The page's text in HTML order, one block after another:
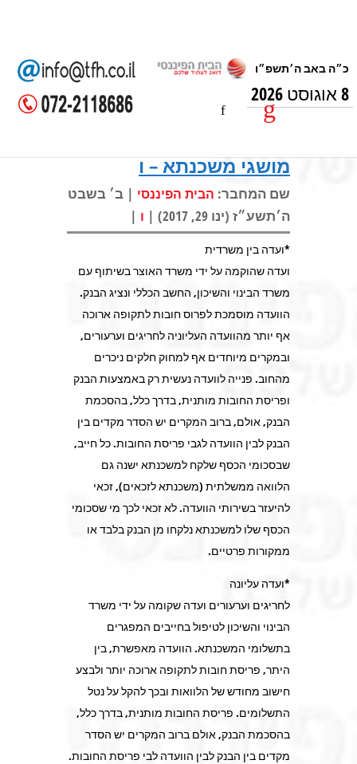
8 אוגוסט 2026
מושגי משכנתא – ו
שם המחבר: הבית הפיננסי | ב׳ בשבט
ה׳תשע״ז (ינו 29, 2017) |
ו |
*ועדה בין משרדית
ועדה שהוקמה על ידי משרד האוצר בשיתוף עם
משרד הבינוי והשיכון, החשב הכללי ונציג הבנק.
הוועדה מוסמכת לפרוס חובות לתקופה ארוכה
אף יותר מהוועדה העליוניה לחריגים וערעורים,
ובמקרים מיוחדים אף למחוק חלקים ניכרים
מהחוב. פנייה לוועדה נעשית רק באמצעות הבנק
ופריסת החובות מותנית, בדרך כלל, בהסכמת
הבנק, אולם, ברוב המקרים יש הסדר מקדים בין
הבנק לבין הוועדה לגבי פריסת החובות. כל חייב,
שבסכומי הכסף שלקח למשכנתא ישנה גם
הלוואה ממשלתית (משכנתא לזכאים), זכאי
להיעזר בשירותי הוועדה. לא זכאי לכך מי שסכומי
הכסף שלו למשכנתא נלקחו מן הבנק בלבד או
ממקורות פרטיים.
*ועדה עליונה
לחריגים וערעורים ועדה שקומה על ידי משרד
הבינוי והשיכון לטיפול בחייבים המפגרים
בתשלומי המשכנתא. הוועדה מאפשרת, בין
היתר, פריסת חובות לתקופה ארוכה יותר ולבצע
חישוב מחודש של הלוואות ובכך להקל על נטל
התשלומים. פריסת החובות מותנית, בדרך כלל,
בהסכמת הבנק, אולם ברוב המקרים יש הסדר
מקדים בין הבנק לבין הוועדה לבי פריסת החובות.